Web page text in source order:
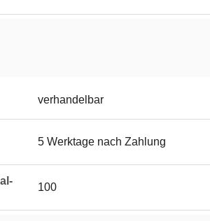
verhandelbar
5 Werktage nach Zahlung
100